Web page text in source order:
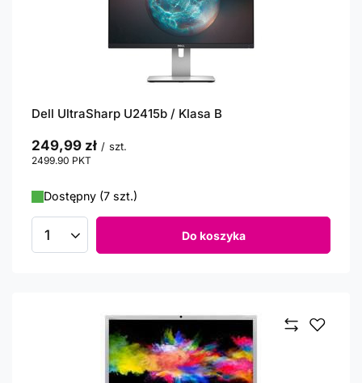
Dell UltraSharp U2415b / Klasa B
249,99 zł / szt.
2499.90 PKT
Dostępny (7 szt.)
Ilość produktów Do koszyka